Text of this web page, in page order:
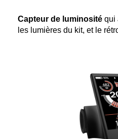
Capteur de luminosité qui
les lumières du kit, et le